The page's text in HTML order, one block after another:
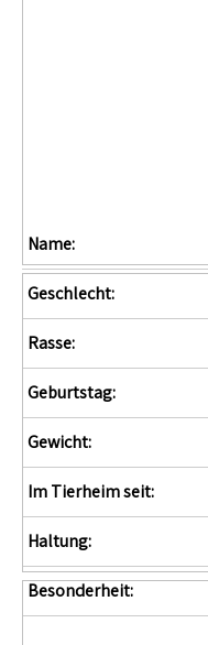
Name:
Geschlecht:
Rasse:
Geburtstag:
Gewicht:
Im Tierheim seit:
Haltung:
Besonderheit: